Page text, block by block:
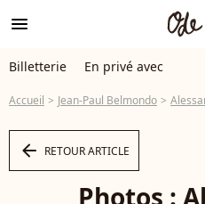
menu
Billetterie En privé avec
Accueil Jean-Paul Belmondo Alessandro
arrow_left RETOUR ARTICLE
Photos :